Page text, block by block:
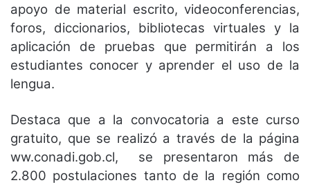
apoyo de material escrito, videoconferencias,
foros, diccionarios, bibliotecas virtuales y la
aplicación de pruebas que permitirán a los
estudiantes conocer y aprender el uso de la
lengua.
Destaca que a la convocatoria a este curso
gratuito, que se realizó a través de la página
ww.conadi.gob.cl, se presentaron más de
2.800 postulaciones tanto de la región como